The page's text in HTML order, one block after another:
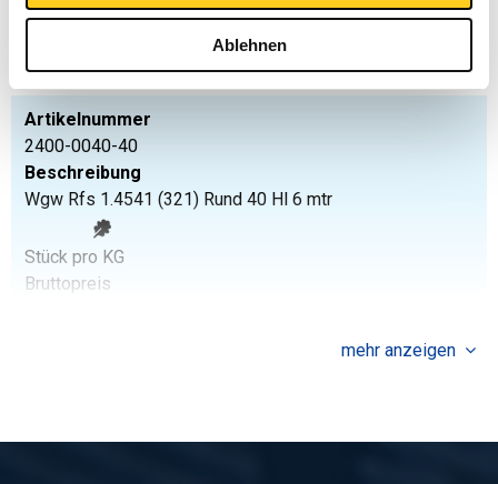
Ablehnen
Stück pro KG
Wählen Sie
Artikelnummer
2400-0040-40
Beschreibung
Wgw Rfs 1.4541 (321) Rund 40 Hl 6 mtr
Stück pro KG
Bruttopreis
Wgw Rfs 1.4541 (321) Rund 50 Hl 6 mtr
mehr anzeigen